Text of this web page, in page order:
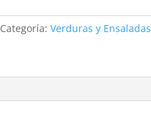
Categoría:Verduras y Ensaladas